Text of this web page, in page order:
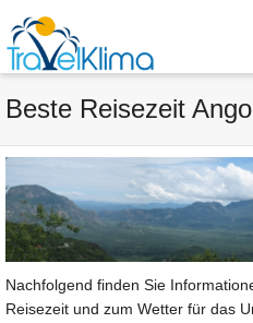
Beste Reisezeit
Nachfolgend finden Sie
Reisezeit und zum Wetter für das